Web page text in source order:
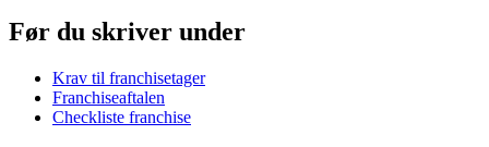
Før du skriver under
Krav til franchisetager
Franchiseaftalen
Checkliste franchise